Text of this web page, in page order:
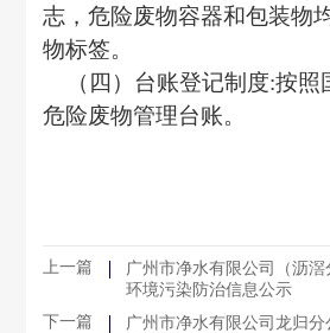
志，危险废物容器和包装物
物标签。
（四）台账登记制度:按照
危险废物管理台账。
上一篇
广州市净水有限公司（沥
环境污染防治信息公示
下一篇
广州市净水有限公司龙归